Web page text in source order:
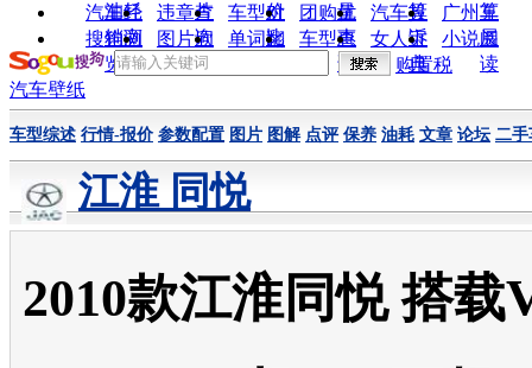
油耗
片
价
量
算
算
汽车经
销商
违章查
询
车型对
比
团购优
惠
汽车投
诉
广州车
展
搜狗浏
览器
图片欣
赏
单词翻
车型查
询
女人宝
典
小说阅
读
购置税
汽车壁纸
车型综述 行情-报价 参数配置 图片 图解 点评 保养 油耗 文章 论坛 二手
江淮 同悦
2010款江淮同悦 搭载